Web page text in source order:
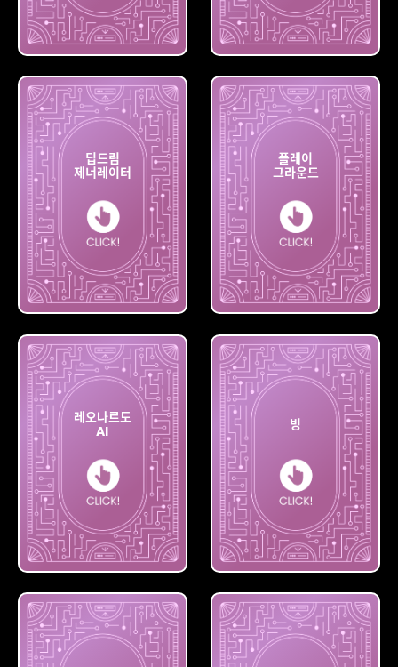
파이어
플라이
노벨AI
딥드림
제너레이터
딥드림
제너레이터
플레이
그라운드
플레이
그라운드
레오나르도
AI
레오나르도
AI
빙
빙